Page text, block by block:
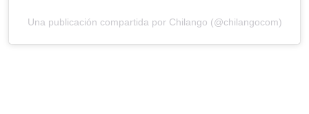
Una publicación compartida por Chilango (@chilangocom)